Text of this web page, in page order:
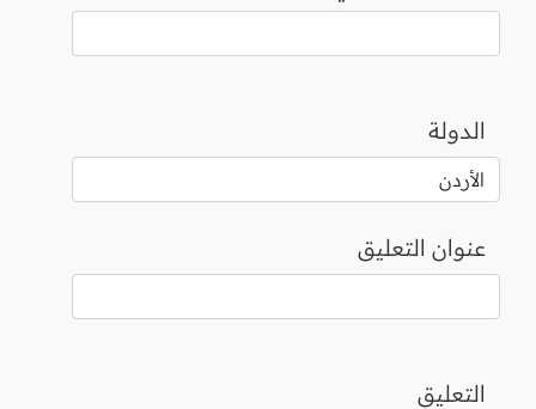
الدولة
عنوان التعليق
التعليق